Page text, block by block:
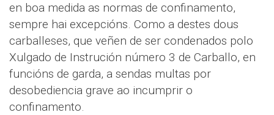
en boa medida as normas de confinamento,
sempre hai excepcións. Como a destes dous
carballeses, que veñen de ser condenados polo
Xulgado de Instrución número 3 de Carballo, en
funcións de garda, a sendas multas por
desobediencia grave ao incumprir o
confinamento.